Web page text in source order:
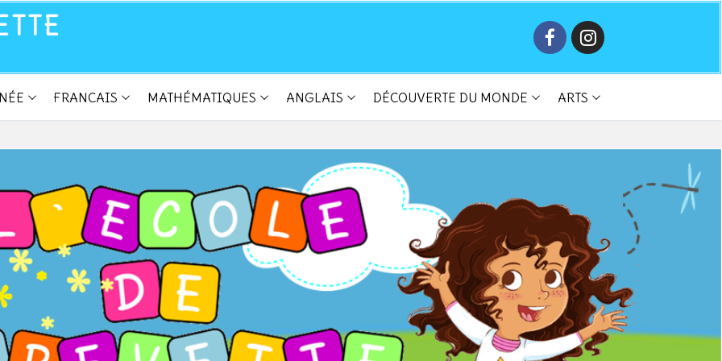
FRANCAIS MATHÉMATIQUES ANGLAIS DÉCOUVERTE DU MONDE ARTS